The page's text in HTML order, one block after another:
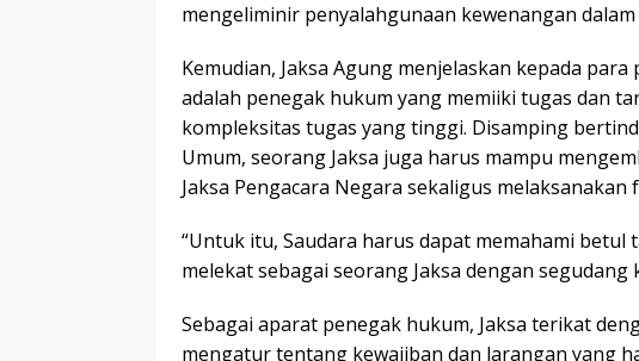
mengeliminir penyalahgunaan kewenangan
Kemudian, Jaksa Agung menjelaskan kepada para
adalah penegak hukum yang memiiki tugas dan
kompleksitas tugas yang tinggi. Disamping
Umum, seorang Jaksa juga harus mampu
Jaksa Pengacara Negara sekaligus melaksanakan
“Untuk itu, Saudara harus dapat memahami
melekat sebagai seorang Jaksa dengan segudang
Sebagai aparat penegak hukum, Jaksa terikat
mengatur tentang kewajiban dan larangan yang